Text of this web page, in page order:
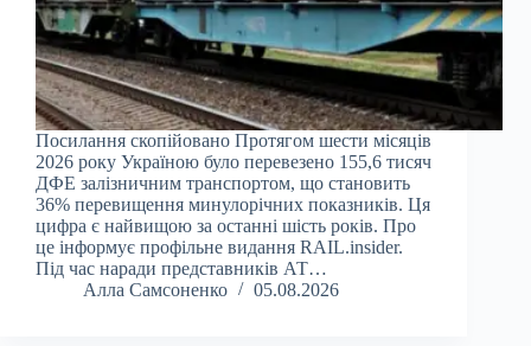
Посилання скопійовано Протягом шести місяців
2026 року Україною було перевезено 155,6 тисяч
ДФЕ залізничним транспортом, що становить
36% перевищення минулорічних показників. Ця
цифра є найвищою за останні шість років. Про
це інформує профільне видання RAIL.insider.
Під час наради представників АТ…
Алла Самсоненко
05.08.2026